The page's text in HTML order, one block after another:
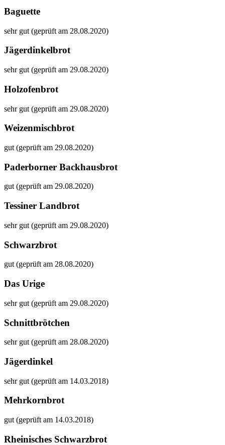
Baguette
sehr gut (geprüft am 28.08.2020)
Jägerdinkelbrot
sehr gut (geprüft am 29.08.2020)
Holzofenbrot
sehr gut (geprüft am 29.08.2020)
Weizenmischbrot
gut (geprüft am 29.08.2020)
Paderborner Backhausbrot
gut (geprüft am 29.08.2020)
Tessiner Landbrot
sehr gut (geprüft am 29.08.2020)
Schwarzbrot
gut (geprüft am 28.08.2020)
Das Urige
sehr gut (geprüft am 29.08.2020)
Schnittbrötchen
sehr gut (geprüft am 28.08.2020)
Jägerdinkel
sehr gut (geprüft am 14.03.2018)
Mehrkornbrot
gut (geprüft am 14.03.2018)
Rheinisches Schwarzbrot